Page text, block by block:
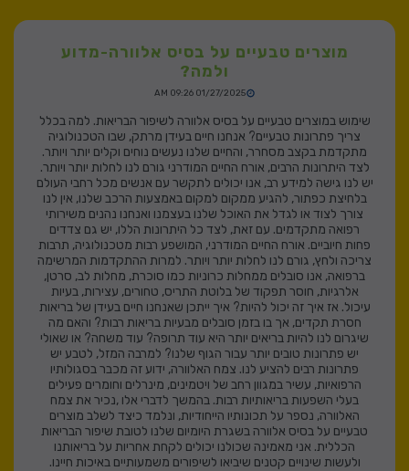
מוצרים טבעיים על בסיס אלוורה-מדוע
ולמה?
01/27/2025 09:26 AM
שימוש במוצרים טבעיים על בסיס אלוורה לשיפור הבריאות. למה בכלל
צריך פתרונות טבעיים? אנחנו חיים בעידן מרתק, שבו הטכנולוגיה
מתקדמת בקצב מסחרר, והחיים שלנו נעשים נוחים וקלים יותר ויותר.
לצד היתרונות הרבים, אורח החיים המודרני גורם לנו לחלות יותר ויותר.
יש לנו גישה למידע רב, אנו יכולים לתקשר עם אנשים מכל רחבי העולם
בלחיצת כפתור, להגיע ממקום למקום באמצעות הרכב שלנו, אין לנו
צורך לצוד או לגדל את האוכל שלנו בעצמנו ואנחנו נהנים משירותי
רפואה מתקדמים. עם זאת, לצד כל היתרונות הללו, יש גם צדדים
פחות חיוביים. אורח החיים המודרני, המושפע רבות מטכנולוגיה, תרבות
צריכה ולחץ, גורם לנו לחלות יותר ויותר. למרות ההתקדמות המרשימה
ברפואה, אנו סובלים ממחלות כרוניות כמו סוכרת, מחלות לב, סרטן,
אלרגיות, חוסר תפקוד של בלוטת התריס, טחורים, עצירות, בעיות
עיכול. אז איך זה יכול להיות? איך ייתכן שאנחנו חיים בעידן של בריאות
חסרת תקדים, אך בו בזמן סובלים מבעיות בריאות רבות? והאם מה
שיגרום לנו להיות בריאים יותר היא עוד תרופה? עוד משחה? או שאולי
יש פתרונות טובים יותר עבור הגוף שלנו? למרבה המזל, לטבע יש
פתרונות רבים להציע לנו. צמח האלוורה, ידוע זה מכבר בסגולותיו
הרפואיות, עשיר במגוון רחב של ויטמינים, מינרלים וחומרים פעילים
בעלי השפעות בריאותיות רבות. בהמשך לדברי אלו ,נכיר את צמח
האלוורה, נספר על תכונותיו הייחודיות, ונלמד כיצד לשלב מוצרים
טבעיים על בסיס אלוורה בשגרת היומיום שלנו לטובת שיפור הבריאות
הכללית. אני מאמינה שכולנו יכולים לקחת אחריות על בריאותנו
ולעשות שינויים קטנים שיביאו לשיפורים משמעותיים באיכות חיינו.